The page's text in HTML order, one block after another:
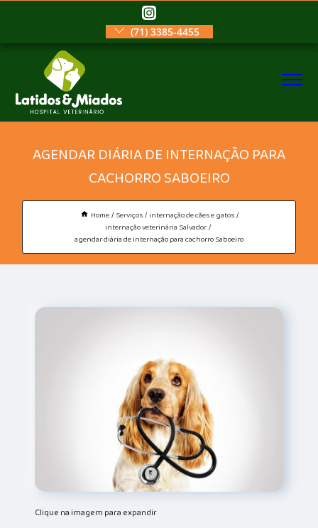
(71) 3385-4455
AGENDAR DIÁRIA DE INTERNAÇÃO PARA
CACHORRO SABOEIRO
Home Serviços
internação de cães e gatos
internação veterinária Salvador
agendar diária de internação para cachorro Saboeiro
Clique na imagem para expandir